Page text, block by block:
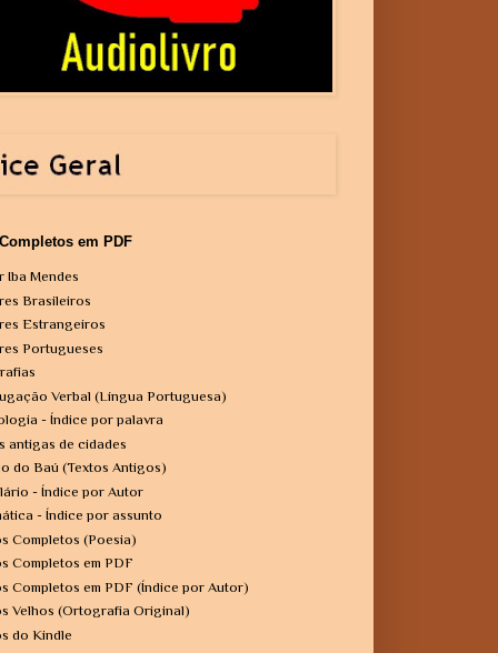
em PDF
Iba Mendes
Brasileiros
Estrangeiros
Portugueses
Verbal (Língua Portuguesa)
- Índice por palavra
antigas de cidades
do Baú (Textos Antigos)
- Índice por Autor
- Índice por assunto
Completos (Poesia)
Completos em PDF
Completos em PDF (Índice por Autor)
Velhos (Ortografia Original)
do Kindle